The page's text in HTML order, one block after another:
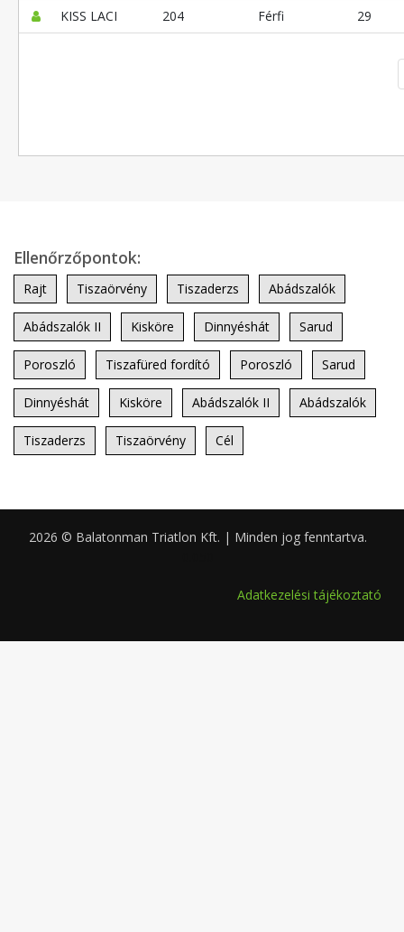
KISS LACI 204 Férfi 29
Ellenőrzőpontok:
Rajt Tiszaörvény Tiszaderzs Abádszalók
Abádszalók II Kisköre Dinnyéshát Sarud
Poroszló Tiszafüred fordító Poroszló Sarud
Dinnyéshát Kisköre Abádszalók II Abádszalók
Tiszaderzs Tiszaörvény Cél
2026 © Balatonman Triatlon Kft. | Minden jog fenntartva.
Adatkezelési tájékoztató